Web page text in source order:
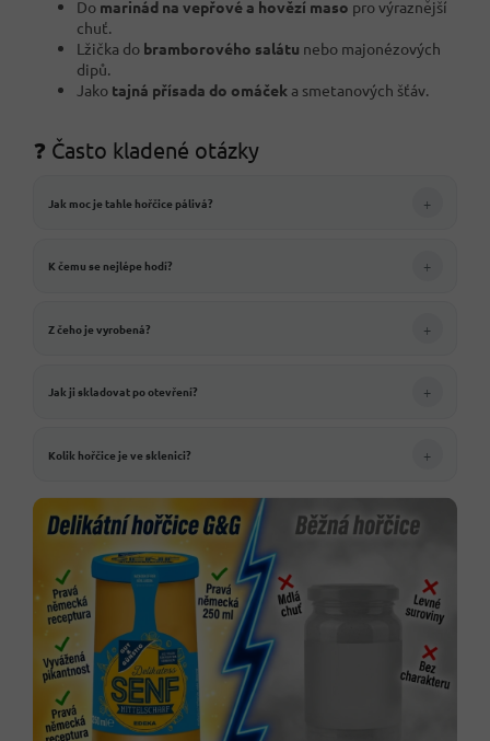
Do marinád na vepřové a hovězí maso pro výraznější
chuť.
Lžička do bramborového salátu nebo majonézových
dipů.
Jako tajná přísada do omáček a smetanových šťáv.
❓ Často kladené otázky
Jak moc je tahle hořčice pálivá? +
K čemu se nejlépe hodí? +
Z čeho je vyrobená? +
Jak ji skladovat po otevření? +
Kolik hořčice je ve sklenici? +